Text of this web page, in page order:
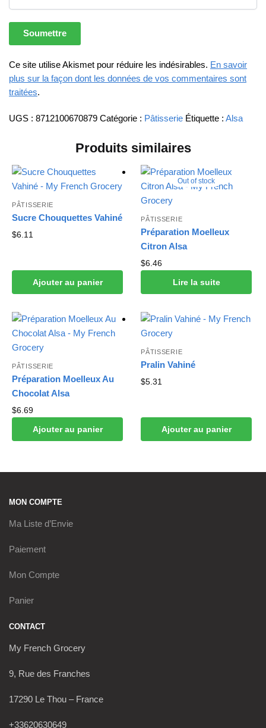
Ce site utilise Akismet pour réduire les indésirables. En savoir
plus sur la façon dont les données de vos commentaires sont
traitées.
UGS : 8712100670879 Catégorie : Pâtisserie Étiquette : Alsa
Produits similaires
PÂTISSERIE
Sucre Chouquettes Vahiné
$6.11
Ajouter au panier
Out of stock
PÂTISSERIE
Préparation Moelleux
Citron Alsa
$6.46
Lire la suite
PÂTISSERIE
Préparation Moelleux Au
Chocolat Alsa
$6.69
Ajouter au panier
PÂTISSERIE
Pralin Vahiné
$5.31
Ajouter au panier
MON COMPTE
Ma Liste d’Envie
Paiement
Mon Compte
Panier
CONTACT
My French Grocery
9, Rue des Franches
17290 Le Thou – France
+33620630649